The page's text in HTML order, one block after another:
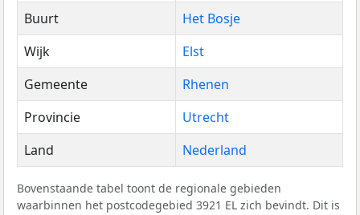
Buurt
Het Bosje
Wijk
Elst
Gemeente
Rhenen
Provincie
Utrecht
Land
Nederland
Bovenstaande tabel toont de regionale gebieden
waarbinnen het postcodegebied 3921 EL zich bevindt. Dit is